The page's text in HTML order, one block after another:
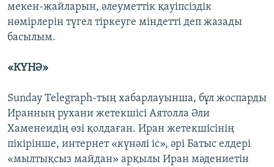
мекен-жайларын, әлеуметтік қауіпсіздік
нөмірлерін түгел тіркеуге міндетті деп жазады
басылым.
«КҮНӘ»
Sunday Telegraph-тың хабарлауынша, бұл жоспарды
Иранның рухани жетекшісі Аятолла Әли
Хаменеидің өзі қолдаған. Иран жетекшісінің
пікірінше, интернет «күнәлі іс», әрі Батыс елдері
«мылтықсыз майдан» арқылы Иран мәдениетін